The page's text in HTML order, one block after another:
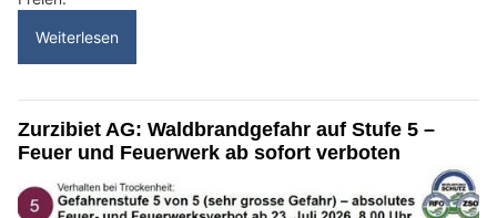
Weiterlesen
Zurzibiet AG: Waldbrandgefahr auf Stufe 5 –
Feuer und Feuerwerk ab sofort verboten